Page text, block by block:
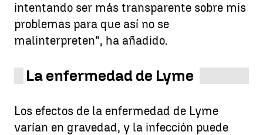
intentando ser más transparente sobre mis
problemas para que así no se
malinterpreten", ha añadido.
La enfermedad de Lyme
Los efectos de la enfermedad de Lyme
varían en gravedad, y la infección puede